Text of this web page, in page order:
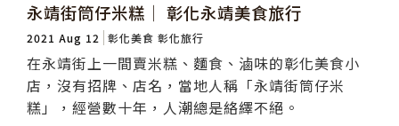
永靖街筒仔米糕│ 彰化永靖美食旅行
2021 Aug 12 彰化美食 彰化旅行
在永靖街上一間賣米糕、麵食、滷味的彰化美食小
店，沒有招牌、店名，當地人稱「永靖街筒仔米
糕」，經營數十年，人潮總是絡繹不絕。